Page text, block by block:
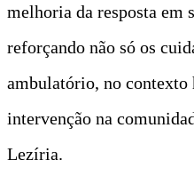
melhoria da resposta em
reforçando não só os
ambulatório, no contexto
intervenção na
Lezíria.